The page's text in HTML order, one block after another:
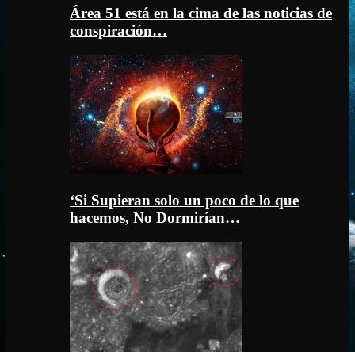
Área 51 está en la cima de las noticias de
conspiración…
‘Si Supieran solo un poco de lo que
hacemos, No Dormirían…